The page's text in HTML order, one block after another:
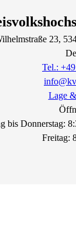
23,
Tel.:
Lage
bis Donnerstag:
Freitag: